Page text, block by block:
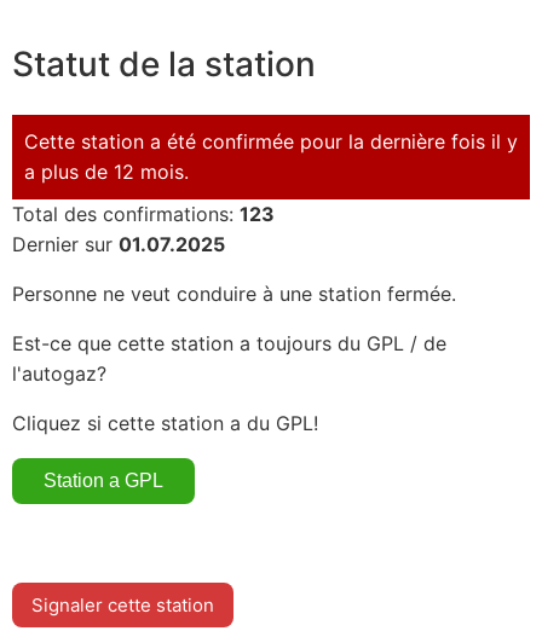
Statut de la station
Cette station a été confirmée pour la dernière fois il y
a plus de 12 mois.
Total des confirmations: 123
Dernier sur 01.07.2025
Personne ne veut conduire à une station fermée.
Est-ce que cette station a toujours du GPL / de
l'autogaz?
Cliquez si cette station a du GPL!
Signaler cette station